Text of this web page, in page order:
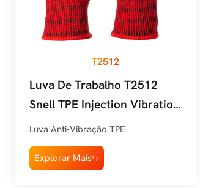
T2512
Luva De Trabalho T2512
Snell TPE Injection Vibration
Resistant Strong Grip
Luva Anti-Vibração TPE
Explorar Mais